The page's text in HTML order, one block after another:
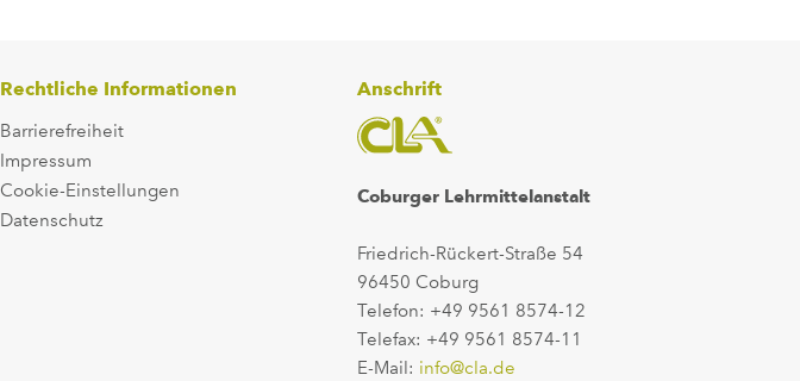
Rechtliche Informationen
Barrierefreiheit
Impressum
Cookie-Einstellungen
Datenschutz
Anschrift
Coburger Lehrmittelanstalt
Friedrich-Rückert-Straße 54
96450 Coburg
Telefon: +49 9561 8574-12
Telefax: +49 9561 8574-11
E-Mail: info@cla.de